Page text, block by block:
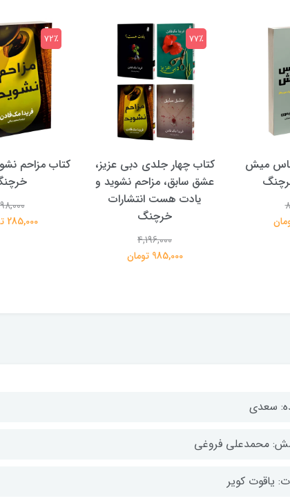
میش
کتاب چهار جلدی دبی عزیز،
عشق سابق، مزاحم نشوید و
یادت هست انتشارات
خرچنگ
4,196,000
985,000 تومان
77٪
کتاب مزاحم
285,000 تومان
72٪
سعدی
محمدعلی فروغی
یاقوت کویر